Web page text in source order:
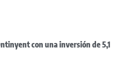
con una inversión de 5,1